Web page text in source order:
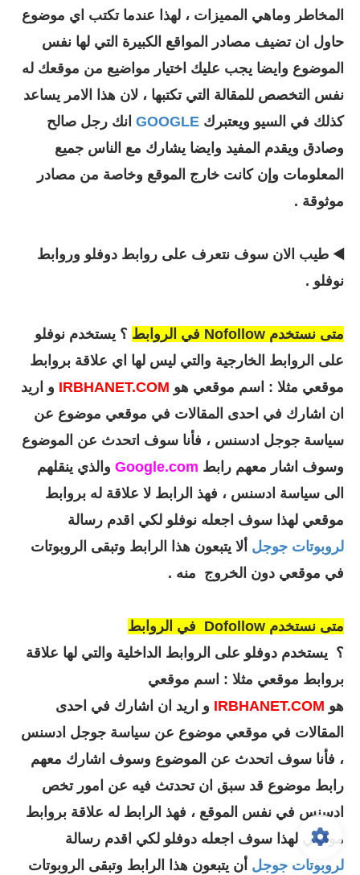
المخاطر وماهي المميزات ، لهذا عندما تكتب اي موضوع
حاول ان تضيف مصادر المواقع الكبيرة التي لها نفس
الموضوع وايضا يجب عليك اختيار مواضيع من موقعك له
نفس التخصص للمقالة التي تكتبها ، لان هذا الامر يساعد
كذلك في السيو ويعتبرك GOOGLE انك رجل صالح
وصادق ويقدم المفيد وايضا يشارك مع الناس جميع
المعلومات وإن كانت خارج الموقع وخاصة من مصادر
موثوقة .
◀️ طيب الان سوف نتعرف على روابط دوفلو وروابط
نوفلو .
متى نستخدم Nofollow في الروابط
؟ يستخدم نوفلو
على الروابط الخارجية والتي ليس لها اي علاقة بروابط
موقعي مثلا : اسم موقعي هو IRBHANET.COM و اريد
ان اشارك في احدى المقالات في موقعي موضوع عن
سياسة جوجل ادسنس ، فأنا سوف اتحدث عن الموضوع
وسوف اشار معهم رابط Google.com والذي ينقلهم
الى سياسة ادسنس ، فهذ الرابط لا علاقة له بروابط
موقعي لهذا سوف اجعله نوفلو لكي اقدم رسالة
لروبوتات جوجل ألا يتبعون هذا الرابط وتبقى الروبوتات
في موقعي دون الخروج منه .
متى نستخدم Dofollow في الروابط
؟ يستخدم دوفلو على الروابط الداخلية والتي لها علاقة
بروابط موقعي مثلا : اسم موقعي
هو IRBHANET.COM و اريد ان اشارك في احدى
المقالات في موقعي موضوع عن سياسة جوجل ادسنس
، فأنا سوف اتحدث عن الموضوع وسوف اشارك معهم
رابط موضوع قد سبق ان تحدتث فيه عن امور تخص
ادسنس في نفس الموقع ، فهذ الرابط له علاقة بروابط
موقعي لهذا سوف اجعله دوفلو لكي اقدم رسالة
لروبوتات جوجل أن يتبعون هذا الرابط وتبقى الروبوتات